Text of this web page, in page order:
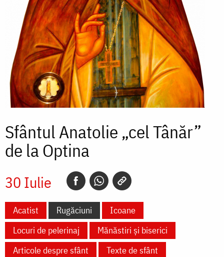
Sfântul Anatolie „cel Tânăr”
de la Optina
30 Iulie
Acatist Rugăciuni
Icoane
Locuri de pelerinaj
Mănăstiri și biserici
Articole despre sfânt
Texte de sfânt